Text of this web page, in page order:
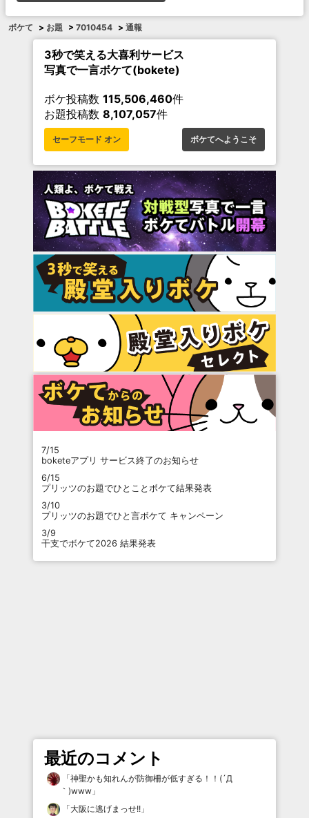
ボケて > お題 > 7010454 > 通報
3秒で笑える大喜利サービス
写真で一言ボケて(bokete)
ボケ投稿数 115,506,460件
お題投稿数 8,107,057件
セーフモード オン ボケてへようこそ
7/15
boketeアプリ サービス終了のお知らせ
6/15
プリッツのお題でひとことボケて結果発表
3/10
プリッツのお題でひと言ボケて キャンペーン
3/9
干支でボケて2026 結果発表
最近のコメント
「神聖かも知れんが防御柵が低すぎる！！(´Д
｀)www 」
「大阪に逃げまっせ!! 」